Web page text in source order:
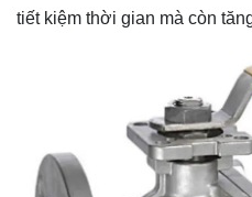
tiết kiệm thời gian mà còn